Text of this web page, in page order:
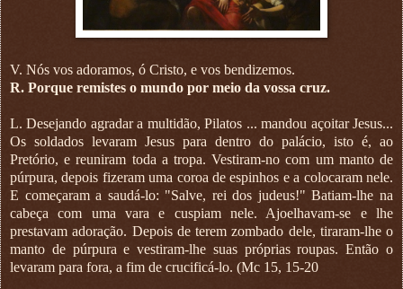
V. Nós vos adoramos, ó Cristo, e vos bendizemos.
R. Porque remistes o mundo por meio da vossa cruz.
L. Desejando agradar a multidão, Pilatos ... mandou açoitar Jesus...
Os soldados levaram Jesus para dentro do palácio, isto é, ao
Pretório, e reuniram toda a tropa. Vestiram-no com um manto de
púrpura, depois fizeram uma coroa de espinhos e a colocaram nele.
E começaram a saudá-lo: "Salve, rei dos judeus!" Batiam-lhe na
cabeça com uma vara e cuspiam nele. Ajoelhavam-se e lhe
prestavam adoração. Depois de terem zombado dele, tiraram-lhe o
manto de púrpura e vestiram-lhe suas próprias roupas. Então o
levaram para fora, a fim de crucificá-lo. (Mc 15, 15-20